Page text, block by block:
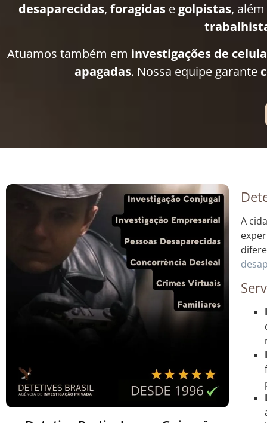
desaparecidas, foragidas e golpistas,
Atuamos também em investigações de
apagadas. Nossa equipe garante
A